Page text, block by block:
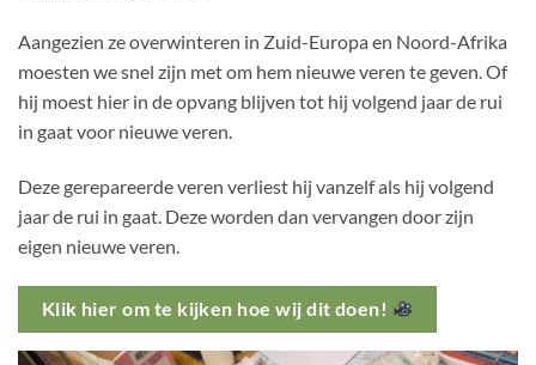
Aangezien ze overwinteren in Zuid-Europa en Noord-Afrika
moesten we snel zijn met om hem nieuwe veren te geven. Of
hij moest hier in de opvang blijven tot hij volgend jaar de rui
in gaat voor nieuwe veren.
Deze gerepareerde veren verliest hij vanzelf als hij volgend
jaar de rui in gaat. Deze worden dan vervangen door zijn
eigen nieuwe veren.
Klik hier om te kijken hoe wij dit doen!